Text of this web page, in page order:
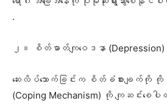
‎.
‎၂။ စိတ်ဓာတ်ကျဝေဒနာ (Depression)
ဆေးလိပ်သောက်ခြင်းက စိတ်ခံစားချက်ကို
(Coping Mechanism) ကို ကျဆင်းစေပ